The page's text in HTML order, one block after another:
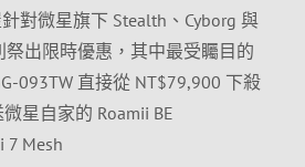
對微星旗下 Stealth、Cyborg 與
祭出限時優惠，其中最受矚目的
093TW 直接從 NT$79,900 下殺
星自家的 Roamii BE
7 Mesh